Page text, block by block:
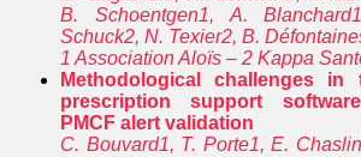
B. Schoentgen1, A.
Schuck2, N. Texier2, B.
1 Association Aloïs – 2 Kappa
Methodological challenges
prescription support
PMCF alert validation
C. Bouvard1, T. Porte1, E.